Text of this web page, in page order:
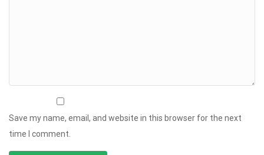
Save my name, email, and website in this browser for the next
time I comment.